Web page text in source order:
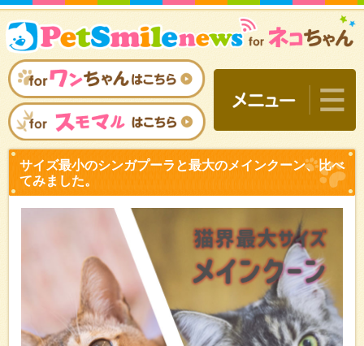
サイズ最小のシンガプーラ